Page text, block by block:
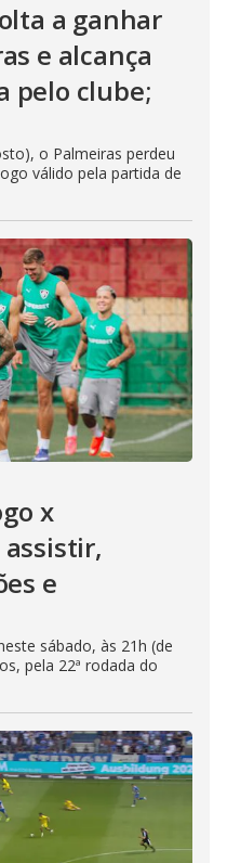
a ganhar
e alcança
pelo clube;
o Palmeiras perdeu
válido pela partida de
x
e
sábado, às 21h (de
pela 22ª rodada do